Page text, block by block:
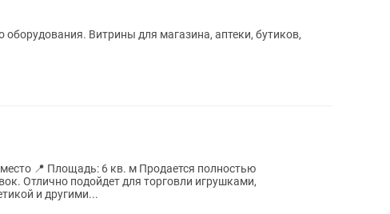
оборудования. Витрины для магазина, аптеки, бутиков,
полностью
Отлично подойдет для торговли игрушками,
и другими...